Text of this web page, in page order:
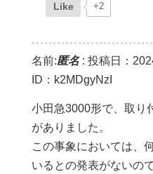
Like +2
名前:匿名: 投稿日：
ID：k2MDgyNzI
小田急3000形で、取り
がありました。
この事象においては、
いるとの発表がないの